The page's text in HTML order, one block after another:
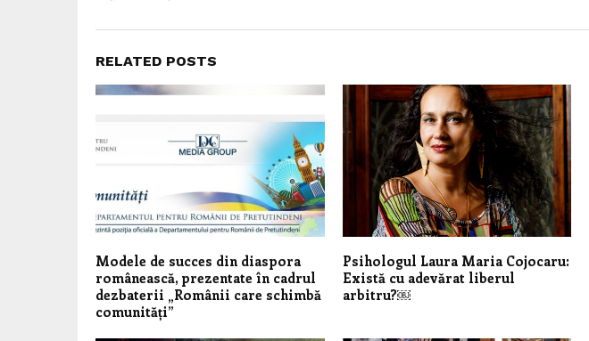
RELATED POSTS
Modele de succes din diaspora
românească, prezentate în cadrul
dezbaterii „Românii care schimbă
comunități”
Psihologul Laura Maria Cojocaru:
Există cu adevărat liberul
arbitru?￼